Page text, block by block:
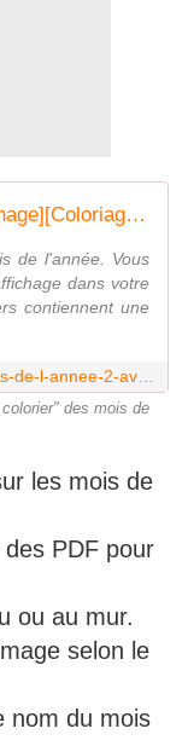
Les Mois de l'Année 2 : Avril [Affichage][Coloriage][Maternelle][CP] - Le Bazar du Lion
de l'année. Vous
dans votre
contiennent une
des mois de
les mois de
PDF pour
ou au mur.
selon le
nom du mois